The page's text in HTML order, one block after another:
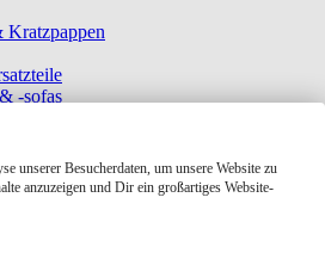
Kratzpappen
-sofas
Fensterliegeplätze
& -matten
unserer Besucherdaten, um unsere Website zu
anzuzeigen und Dir ein großartiges Website-